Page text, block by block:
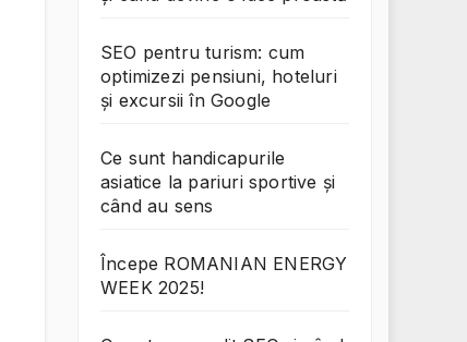
SEO pentru turism: cum
optimizezi pensiuni, hoteluri
și excursii în Google
Ce sunt handicapurile
asiatice la pariuri sportive și
când au sens
Începe ROMANIAN ENERGY
WEEK 2025!